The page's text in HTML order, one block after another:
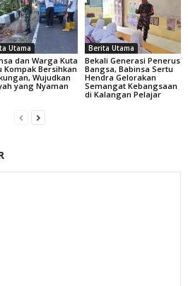
Utama
dan Warga Kuta
Kompak Bersihkan
Wujudkan
yang Nyaman
Berita Utama
Bekali Generasi Penerus
Bangsa, Babinsa Sertu
Hendra Gelorakan
Semangat Kebangsaan
di Kalangan Pelajar